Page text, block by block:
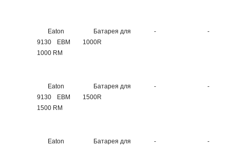
Eaton
9130 EBM
1000 RM
Батарея для
1000R
- -
Eaton
9130 EBM
1500 RM
Батарея для
1500R
- -
Eaton
Батарея для
- -